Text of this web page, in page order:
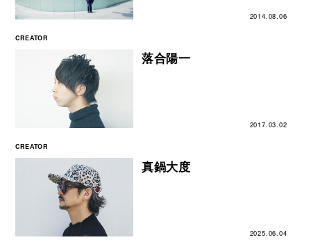
CREATOR
落合陽一
2017.03.02
CREATOR
真鍋大度
2025.06.04
2014.08.06